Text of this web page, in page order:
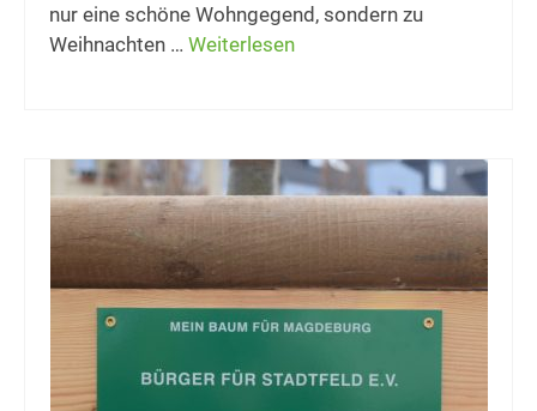
nur eine schöne Wohngegend, sondern zu
Weihnachten … Weiterlesen